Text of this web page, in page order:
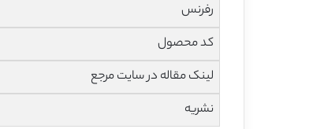
رفرنس
کد محصول
لینک مقاله در سایت مرجع
نشریه